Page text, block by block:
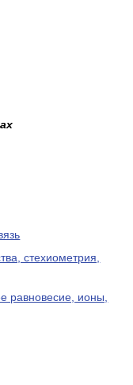
стехиометрия,
равновесие, ионы,